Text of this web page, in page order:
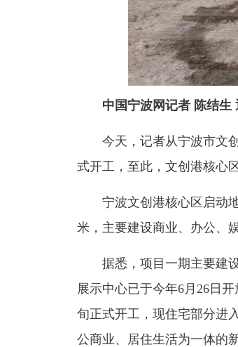
中国宁波网记者 陈结生
今天，记者从宁波市文创
式开工，至此，文创港核心
宁波文创港核心区启动地
米，主要建设商业、办公、
据悉，项目一期主要建设
展示中心已于今年6月26日
旬正式开工，现住宅部分进
公商业、居住生活为一体的